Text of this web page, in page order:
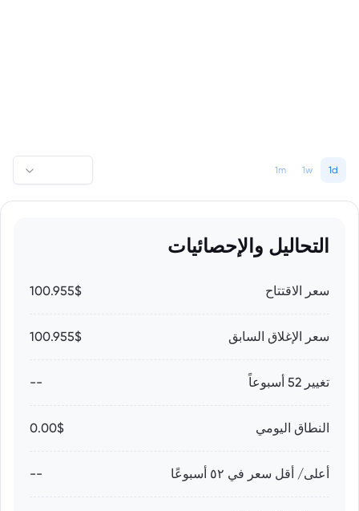
1d
1w
1m
التحاليل والإحصائيات
سعر الاقتتاح 100.955$
سعر الإغلاق السابق 100.955$
تغيير 52 أسبوعاً --
النطاق اليومي 0.00$
أعلى/ أقل سعر في ٥٢ أسبوعًا --